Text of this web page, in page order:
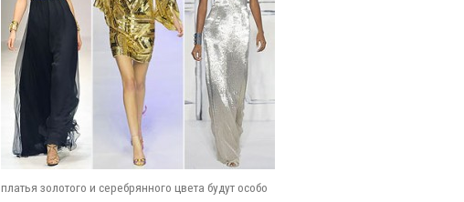
платья золотого и серебрянного цвета будут особо